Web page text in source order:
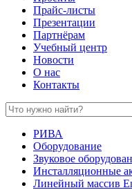
Прайс-листы
Презентации
Партнёрам
Учебный центр
Новости
О нас
Контакты
РИВА
Оборудование
Звуковое
Инсталляционные
Линейный массив